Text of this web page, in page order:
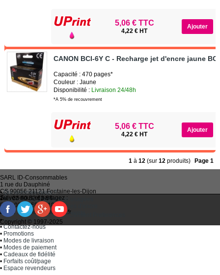
5,06 € TTC
4,22 € HT
CANON BCI-6Y C - Recharge jet d'encre jaune
Capacité : 470 pages*
Couleur : Jaune
Disponibilité : Livraison 24/48h
*A 5% de recouvrement
5,06 € TTC
4,22 € HT
1 à12 (sur12 produits) Page 1
SARL ID-Consommables
1 rue du Dauphiné
CS 90056 21121Fontaine-les-Dijon
Tel :03 80 52 63 64
Fax :03 80 58 81 10
Email : idc@imprimantes.fr
•Qui sommes-nous ?
•Recycler ses cartouches usagées
• Bien choisir ses cartouches d'encre
•
Conditions générales de vente
•Plan du site
•Contactez-nous
• Promotions
• Modes de livraison
• Modes de paiement
• Cadeaux de fidélité
• Forfaits coût/page
• Espace revendeurs
Suivez-nous et partagez :
Consent Preferences
Copyright © 1997-2025